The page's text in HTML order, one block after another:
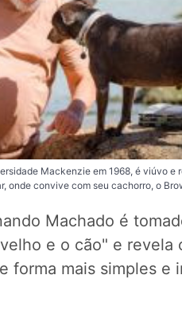
Mackenzie em 1968, é viúvo e
onde convive com seu cachorro, o
Machado é
e o cão" e revela
forma mais simples e